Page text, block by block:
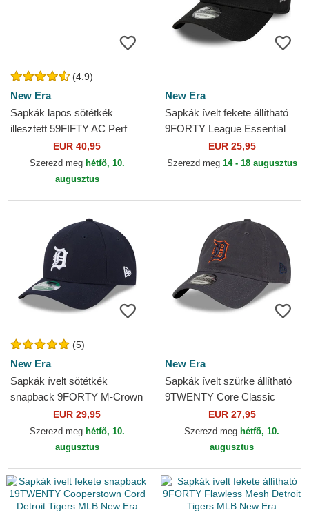
(4.9)
New Era
Sapkák lapos sötétkék
illesztett 59FIFTY AC Perf
Detroit Tigers MLB New Era
EUR 40,95
Szerezd meg hétfő, 10.
augusztus
New Era
Sapkák ívelt fekete állítható
9FORTY League Essential
Detroit Tigers MLB New Era
EUR 25,95
Szerezd meg 14 - 18 augusztus
(5)
New Era
Sapkák ívelt sötétkék
snapback 9FORTY M-Crown
Player Replica Detroit Tigers
MLB New Era
EUR 29,95
Szerezd meg hétfő, 10.
augusztus
New Era
Sapkák ívelt szürke állítható
9TWENTY Core Classic
Detroit Tigers MLB New Era
EUR 27,95
Szerezd meg hétfő, 10.
augusztus